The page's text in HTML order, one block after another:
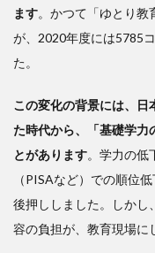
を解
代
ます。かつて「ゆとり
が、2020年度には5785
た。
この変化の背景には、日
た時代から、「基礎学力
とがあります。学力の低
（PISAなど）での順位
後押ししました。しかし
容の負担が、教育現場に